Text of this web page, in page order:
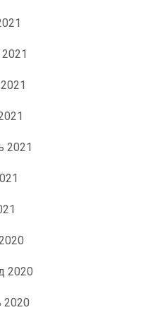
2021
2020
2020